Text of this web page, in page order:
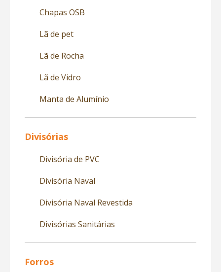
Chapas OSB
Lã de pet
Lã de Rocha
Lã de Vidro
Manta de Alumínio
Divisórias
Divisória de PVC
Divisória Naval
Divisória Naval Revestida
Divisórias Sanitárias
Forros